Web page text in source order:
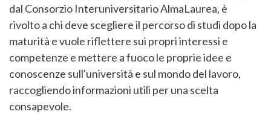
dal Consorzio Interuniversitario AlmaLaurea, è
rivolto a chi deve scegliere il percorso di studi dopo la
maturità e vuole riflettere sui propri interessi e
competenze e mettere a fuoco le proprie idee e
conoscenze sull'università e sul mondo del lavoro,
raccogliendo informazioni utili per una scelta
consapevole.